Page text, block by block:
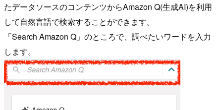
たデータソースのコンテンツからAmazon Q(生成AI)を利用
して自然言語で検索することができます。
「Search Amazon Q」のところで、調べたいワードを入力
します。